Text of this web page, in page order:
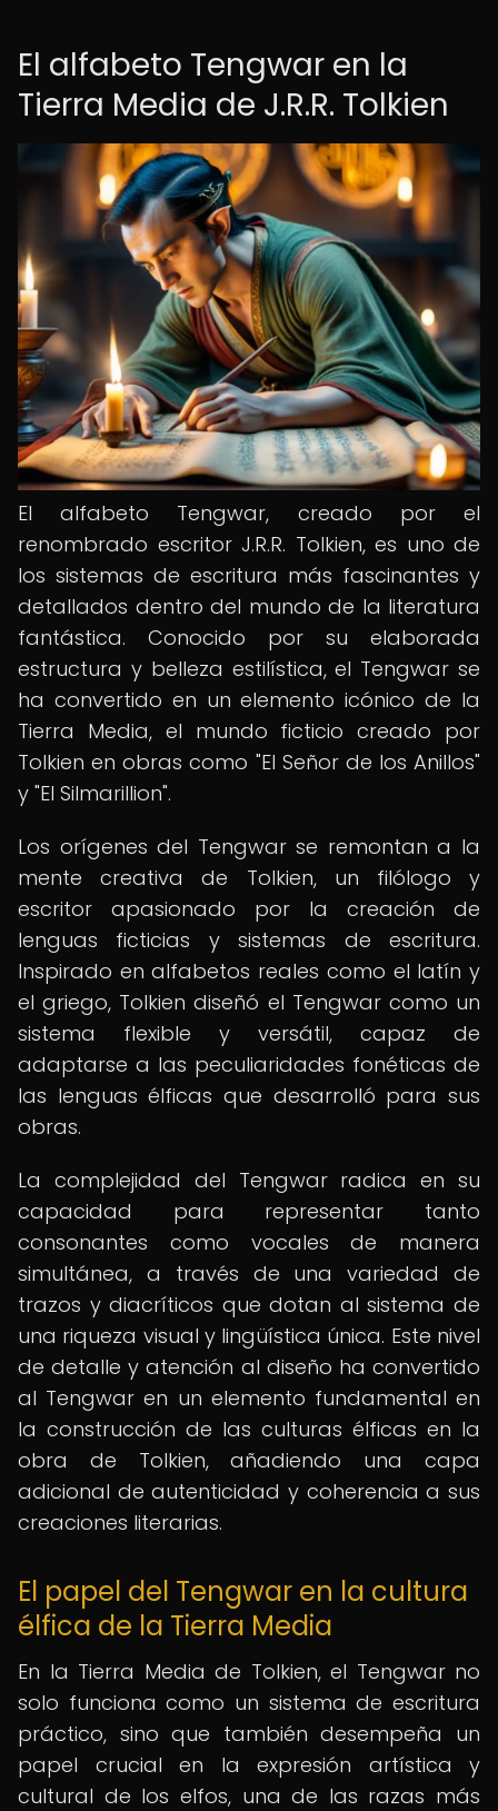
El alfabeto Tengwar en la
Tierra Media de J.R.R. Tolkien
El alfabeto Tengwar, creado por el
renombrado escritor J.R.R. Tolkien, es uno de
los sistemas de escritura más fascinantes y
detallados dentro del mundo de la literatura
fantástica. Conocido por su elaborada
estructura y belleza estilística, el Tengwar se
ha convertido en un elemento icónico de la
Tierra Media, el mundo ficticio creado por
Tolkien en obras como "El Señor de los Anillos"
y "El Silmarillion".
Los orígenes del Tengwar se remontan a la
mente creativa de Tolkien, un filólogo y
escritor apasionado por la creación de
lenguas ficticias y sistemas de escritura.
Inspirado en alfabetos reales como el latín y
el griego, Tolkien diseñó el Tengwar como un
sistema flexible y versátil, capaz de
adaptarse a las peculiaridades fonéticas de
las lenguas élficas que desarrolló para sus
obras.
La complejidad del Tengwar radica en su
capacidad para representar tanto
consonantes como vocales de manera
simultánea, a través de una variedad de
trazos y diacríticos que dotan al sistema de
una riqueza visual y lingüística única. Este nivel
de detalle y atención al diseño ha convertido
al Tengwar en un elemento fundamental en
la construcción de las culturas élficas en la
obra de Tolkien, añadiendo una capa
adicional de autenticidad y coherencia a sus
creaciones literarias.
El papel del Tengwar en la cultura
élfica de la Tierra Media
En la Tierra Media de Tolkien, el Tengwar no
solo funciona como un sistema de escritura
práctico, sino que también desempeña un
papel crucial en la expresión artística y
cultural de los elfos, una de las razas más